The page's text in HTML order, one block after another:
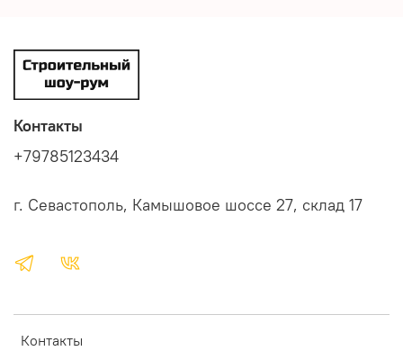
Контакты
Контакты
+79785123434
г. Севастополь, Камышовое шоссе 27, склад 17